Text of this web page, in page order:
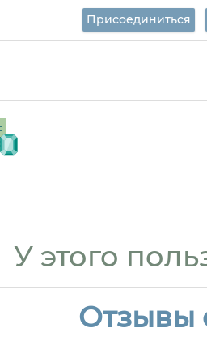
Присоединиться
У этого
Отзывы